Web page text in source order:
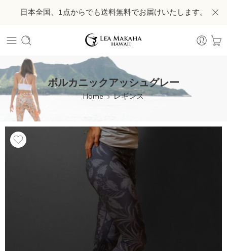
日本全国、1点からでも送料無料でお届けいたします。
ボルカニックアッシュグレー
Home レギンス